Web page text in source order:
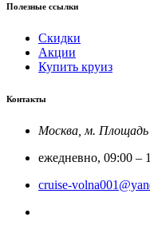
Полезные ссылки
Скидки
Акции
Купить круиз
Контакты
Москва, м. Площадь
ежедневно, 09:00 –
cruise-